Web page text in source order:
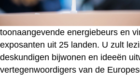
toonaangevende energiebeurs en
exposanten uit 25 landen. U zult
deskundigen bijwonen en ideeën
vertegenwoordigers van de